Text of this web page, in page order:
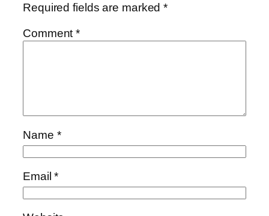
Required fields are marked*
Comment*
Name *
Email*